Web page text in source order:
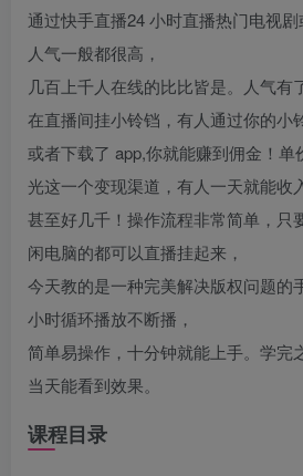
通过快手直播24 小时直播热门电视
人气一般都很高，
几百上千人在线的比比皆是。人气有
在直播间挂小铃铛，有人通过你的小
或者下载了 app,你就能赚到佣金！单
光这一个变现渠道，有人一天就能收
甚至好几千！操作流程非常简单，只
闲电脑的都可以直播挂起来，
今天教的是一种完美解决版权问题的
小时循环播放不断播，
简单易操作，十分钟就能上手。学完
当天能看到效果。
课程目录